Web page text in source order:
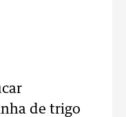
de trigo